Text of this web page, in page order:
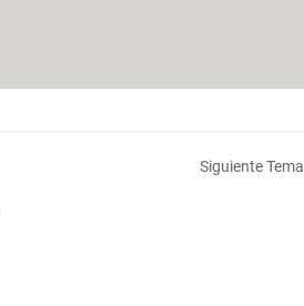
Siguiente Tema